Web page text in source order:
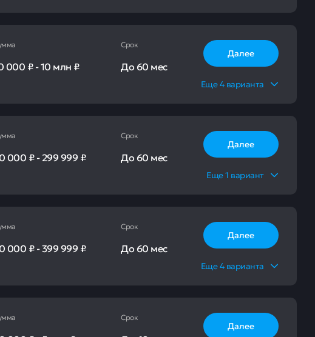
000 ₽-10 млн ₽
Срок
До60 мес
Далее
Еще4 варианта
000 ₽-299 999 ₽
Срок
До60 мес
Далее
Еще1 вариант
000 ₽-399 999 ₽
Срок
До60 мес
Далее
Еще4 варианта
Срок
Далее